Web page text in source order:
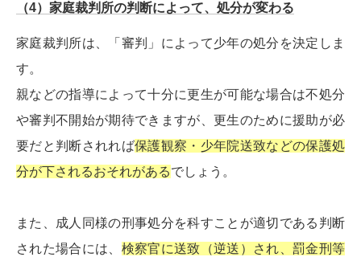
（4）家庭裁判所の判断によって、処分が変わる
家庭裁判所は、「審判」によって少年の処分を決定しま
す。
親などの指導によって十分に更生が可能な場合は不処分
や審判不開始が期待できますが、更生のために援助が必
要だと判断されれば保護観察・少年院送致などの保護処
分が下されるおそれがあるでしょう。
また、成人同様の刑事処分を科すことが適切である判断
された場合には、 検察官に送致（逆送）され、罰金刑等